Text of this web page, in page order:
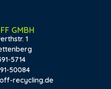
GMBH
1
5714
50084
recycling.de